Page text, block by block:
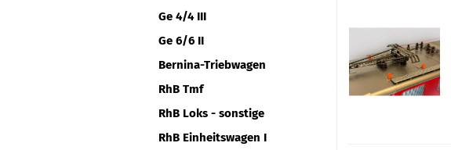
Ge 4/4 III
Ge 6/6 II
Bernina-Triebwagen
RhB Tmf
RhB Loks - sonstige
RhB Einheitswagen I